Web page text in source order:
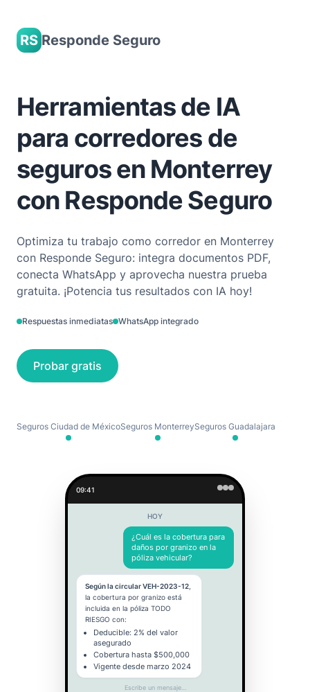
content
RS Responde Seguro
Herramientas de IA
para corredores de
seguros en Monterrey
con Responde Seguro
Optimiza tu trabajo como corredor en Monterrey
con Responde Seguro: integra documentos PDF,
conecta WhatsApp y aprovecha nuestra prueba
gratuita. ¡Potencia tus resultados con IA hoy!
Respuestas inmediatas WhatsApp integrado
Probar gratis
Seguros Ciudad de MéxicoSeguros MonterreySeguros Guadalajara
09:41
HOY
¿Cuál es la cobertura para
daños por granizo en la
póliza vehicular?
Según la circular VEH-2023-12
la cobertura por granizo está
incluida en la póliza TODO
RIESGO con:
Deducible: 2% del valor
asegurado
Cobertura hasta $500,000
Vigente desde marzo 2024
Escribe un mensaje…